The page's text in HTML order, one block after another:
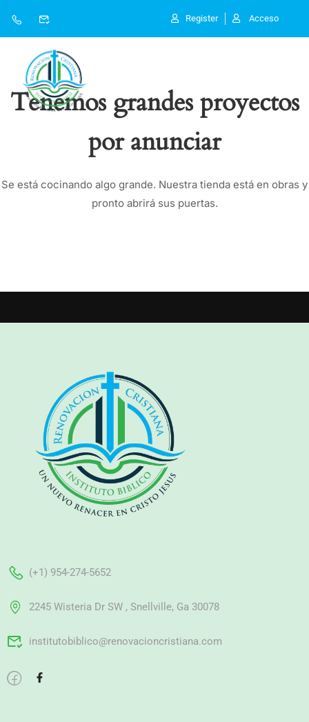
Register Acceso
Tenemos grandes proyectos
por anunciar
Se está cocinando algo grande. Nuestra tienda está en obras y
pronto abrirá sus puertas.
(+1) 954-274-5652
2245 Wisteria Dr SW , Snellville, Ga 30078
institutobiblico@renovacioncristiana.com